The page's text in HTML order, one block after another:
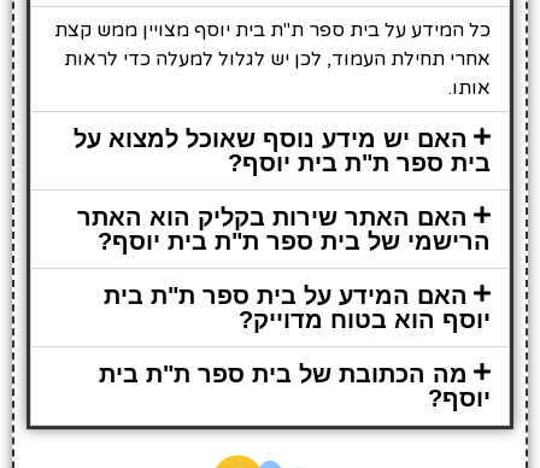
כל המידע על בית ספר ת"ת בית יוסף מצויין ממש קצת
אחרי תחילת העמוד, לכן יש לגלול למעלה כדי לראות
אותו.
האם יש מידע נוסף שאוכל למצוא על
בית ספר ת"ת בית יוסף?
האם האתר שירות בקליק הוא האתר
הרישמי של בית ספר ת"ת בית יוסף?
האם המידע על בית ספר ת"ת בית
יוסף הוא בטוח מדוייק?
מה הכתובת של בית ספר ת"ת בית
יוסף?